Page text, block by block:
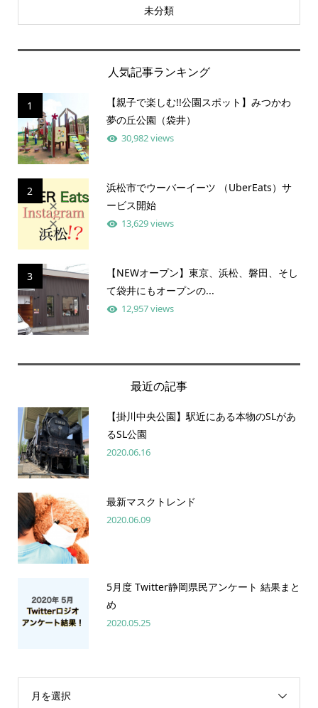
未分類
人気記事ランキング
1
【親子で楽しむ!!公園スポット】みつかわ
夢の丘公園（袋井）
30,982 views
2
浜松市でウーバーイーツ （UberEats）サ
ービス開始
13,629 views
3
【NEWオープン】東京、浜松、磐田、そし
て袋井にもオープンの...
12,957 views
最近の記事
【掛川中央公園】駅近にある本物のSLがあ
るSL公園
2020.06.16
最新マスクトレンド
2020.06.09
5月度 Twitter静岡県民アンケート 結果まと
め
2020.05.25
月を選択